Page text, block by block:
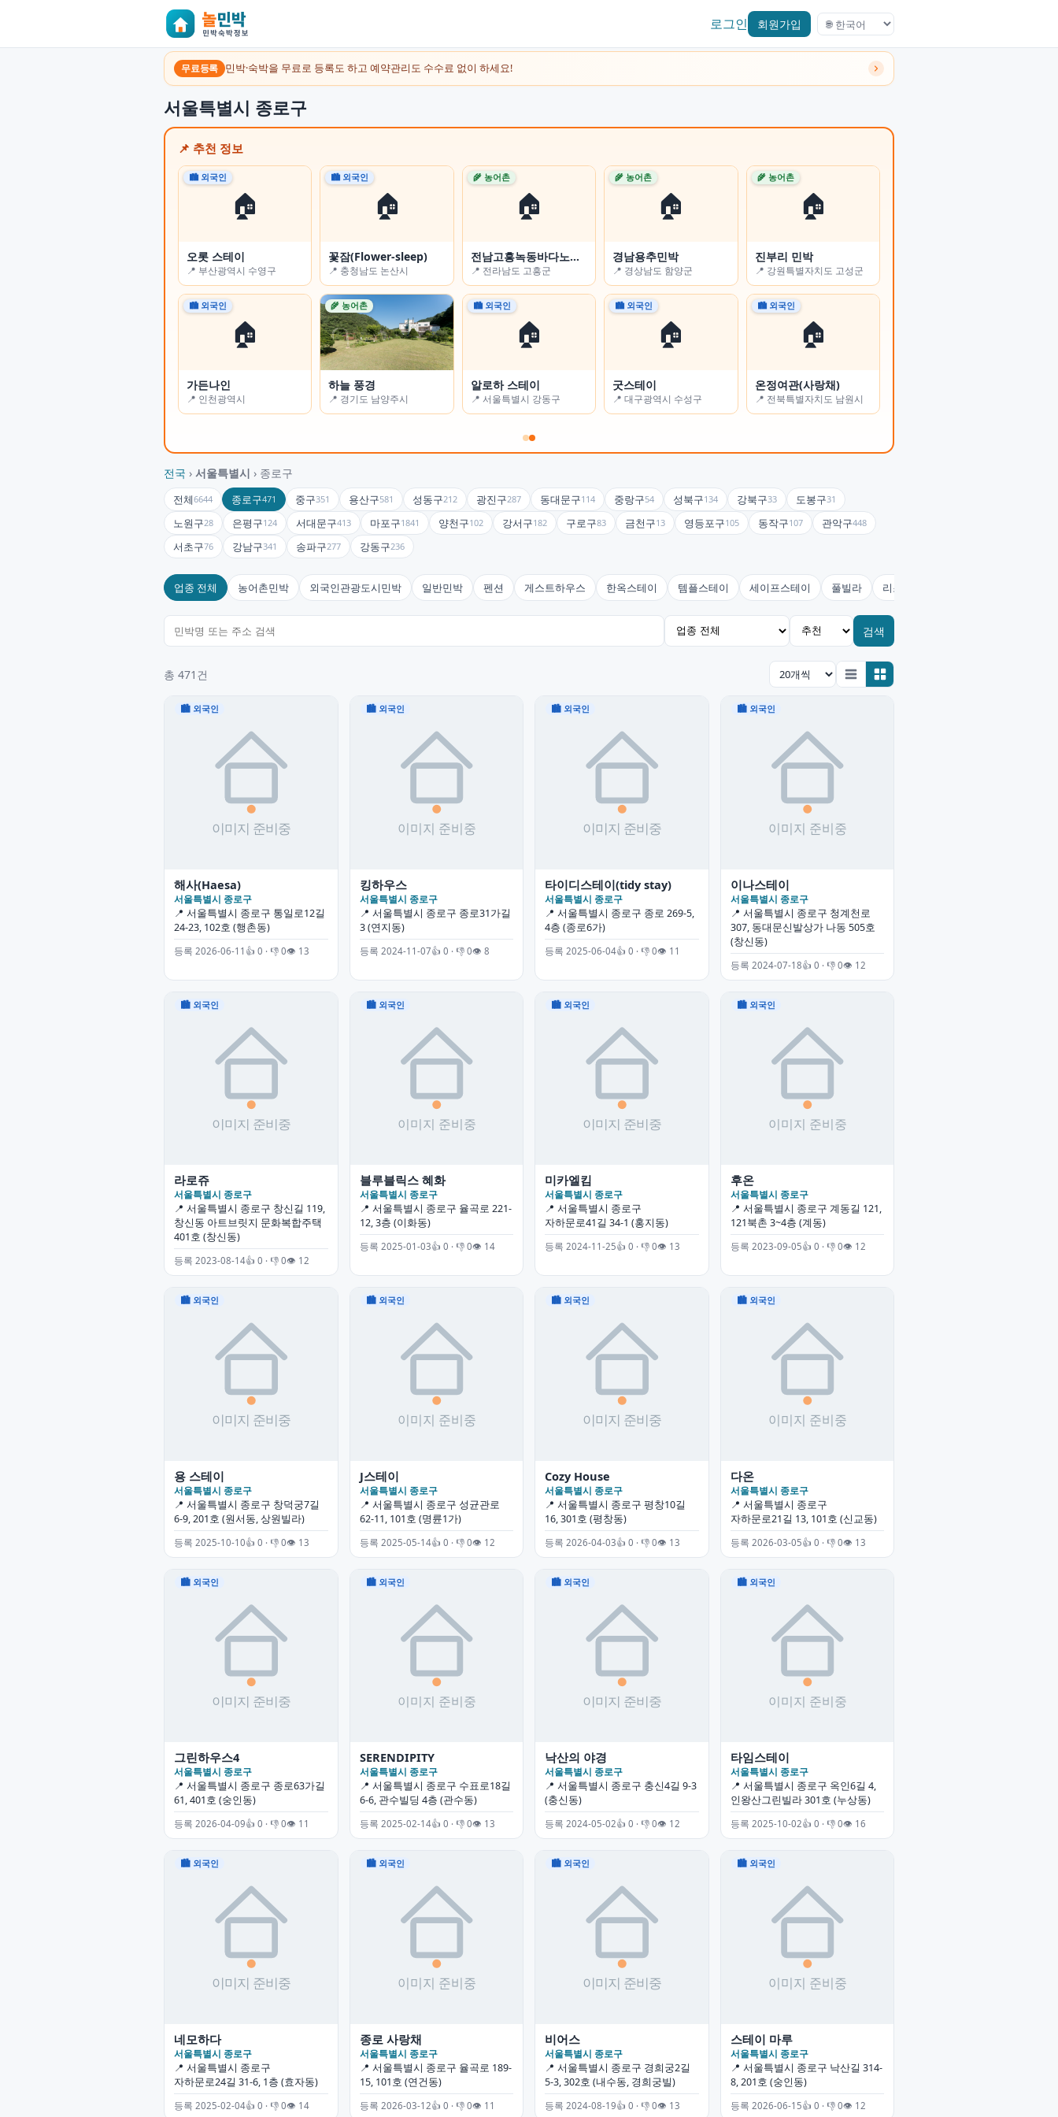
로그인 회원가입
무료등록 민박·숙박을 무료로 등록도 하고 예약관리도 수수료 없이 하세요!
서울특별시 종로구
📌 추천 정보
🏠
🏙 외국인
경포맞이
📍 강원특별자치도 강릉시
🏠
🏙 외국인
꽃밭에서
📍 울산광역시 동구
🏠
🏙 외국인
봉봉하우스
📍 대전광역시 유성구
🏠
🏙 외국인
그리니
📍 전북특별자치도 전주시
🏠
🌾 농어촌
제주두번째집
📍 제주특별자치도 제주시
🏠
🌾 농어촌
오르막
📍 제주특별자치도
서귀포시
🏠
🌾 농어촌
갈매기민박
📍 제주특별자치도 제주시
🏠
🏙 외국인
고요(GOYO)
📍 광주광역시 광산구
🏠
🌾 농어촌
쉼농원
📍 경상북도 안동시
🏠
🏙 외국인
옥탑을 부탁해
📍 충청북도 청주시
🏠
🏙 외국인
오롯 스테이
📍 부산광역시 수영구
🏠
🏙 외국인
꽃잠(Flower-sleep)
📍 충청남도 논산시
🏠
🌾 농어촌
전남고흥녹동바다노을보라펜션
📍 전라남도 고흥군
🏠
🌾 농어촌
경남용추민박
📍 경상남도 함양군
🏠
🌾 농어촌
진부리 민박
📍 강원특별자치도 고성군
🏠
🏙 외국인
가든나인
📍 인천광역시
🌾 농어촌
하늘 풍경
📍 경기도 남양주시
🏠
🏙 외국인
알로하 스테이
📍 서울특별시 강동구
🏠
🏙 외국인
굿스테이
📍 대구광역시 수성구
🏠
🏙 외국인
온정여관(사랑채)
📍 전북특별자치도 남원시
전국 › 서울특별시 › 종로구
전체6644 종로구471 중구351 용산구581 성동구212 광진구287 동대문구114 중랑구54 성북구134 강북구33 도봉구31
노원구28 은평구124 서대문구413 마포구1841 양천구102 강서구182 구로구83 금천구13 영등포구105 동작구107 관악구448
서초구76 강남구341 송파구277 강동구236
업종 전체 농어촌민박 외국인관광도시민박 일반민박 펜션 게스트하우스 한옥스테이 템플스테이 세이프스테이 풀빌라 리조트
검색
총 471건
🏙 외국인
해사(Haesa)
서울특별시 종로구
📍 서울특별시 종로구 통일로12길
24-23, 102호 (행촌동)
등록 2026-06-11 👍 0 · 👎 0👁 13
🏙 외국인
킹하우스
서울특별시 종로구
📍 서울특별시 종로구 종로31가길
3 (연지동)
등록 2024-11-07👍 0 · 👎 0👁 8
🏙 외국인
타이디스테이(tidy stay)
서울특별시 종로구
📍 서울특별시 종로구 종로 269-5,
4층 (종로6가)
등록 2025-06-04👍 0 · 👎 0👁 11
🏙 외국인
이나스테이
서울특별시 종로구
📍 서울특별시 종로구 청계천로
307, 동대문신발상가 나동 505호
(창신동)
등록 2024-07-18👍 0 · 👎 0👁 12
🏙 외국인
라로쥬
서울특별시 종로구
📍 서울특별시 종로구 창신길 119,
창신동 아트브릿지 문화복합주택
401호 (창신동)
등록 2023-08-14👍 0 · 👎 0👁 12
🏙 외국인
블루블릭스 혜화
서울특별시 종로구
📍 서울특별시 종로구 율곡로 221-
12, 3층 (이화동)
등록 2025-01-03👍 0 · 👎 0👁 14
🏙 외국인
미카엘킴
서울특별시 종로구
📍 서울특별시 종로구
자하문로41길 34-1 (홍지동)
등록 2024-11-25👍 0 · 👎 0👁 13
🏙 외국인
후온
서울특별시 종로구
📍 서울특별시 종로구 계동길 121,
121북촌 3~4층 (계동)
등록 2023-09-05👍 0 · 👎 0👁 12
🏙 외국인
용 스테이
서울특별시 종로구
📍 서울특별시 종로구 창덕궁7길
6-9, 201호 (원서동, 상원빌라)
등록 2025-10-10👍 0 · 👎 0👁 13
🏙 외국인
J스테이
서울특별시 종로구
📍 서울특별시 종로구 성균관로
62-11, 101호 (명륜1가)
등록 2025-05-14👍 0 · 👎 0👁 12
🏙 외국인
Cozy House
서울특별시 종로구
📍 서울특별시 종로구 평창10길
16, 301호 (평창동)
등록 2026-04-03👍 0 · 👎 0👁 13
🏙 외국인
다온
서울특별시 종로구
📍 서울특별시 종로구
자하문로21길 13, 101호 (신교동)
등록 2026-03-05👍 0 · 👎 0👁 13
🏙 외국인
그린하우스4
서울특별시 종로구
📍 서울특별시 종로구 종로63가길
61, 401호 (숭인동)
등록 2026-04-09👍 0 · 👎 0👁 11
🏙 외국인
SERENDIPITY
서울특별시 종로구
📍 서울특별시 종로구 수표로18길
6-6, 관수빌딩 4층 (관수동)
등록 2025-02-14👍 0 · 👎 0👁 13
🏙 외국인
낙산의 야경
서울특별시 종로구
📍 서울특별시 종로구 충신4길 9-3
(충신동)
등록 2024-05-02👍 0 · 👎 0👁 12
🏙 외국인
타임스테이
서울특별시 종로구
📍 서울특별시 종로구 옥인6길 4,
인왕산그린빌라 301호 (누상동)
등록 2025-10-02👍 0 · 👎 0👁 16
🏙 외국인
네모하다
서울특별시 종로구
📍 서울특별시 종로구
자하문로24길 31-6, 1층 (효자동)
등록 2025-02-04👍 0 · 👎 0👁 14
🏙 외국인
종로 사랑채
서울특별시 종로구
📍 서울특별시 종로구 율곡로 189-
15, 101호 (연건동)
등록 2026-03-12👍 0 · 👎 0👁 11
🏙 외국인
비어스
서울특별시 종로구
📍 서울특별시 종로구 경희궁2길
5-3, 302호 (내수동, 경희궁빌)
등록 2024-08-19👍 0 · 👎 0👁 13
🏙 외국인
스테이 마루
서울특별시 종로구
📍 서울특별시 종로구 낙산길 314-
8, 201호 (숭인동)
등록 2026-06-15👍 0 · 👎 0👁 12